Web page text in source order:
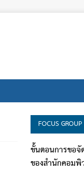
FOCUS GROUP
ขั้นตอนการขอ
ของสำนักคอม